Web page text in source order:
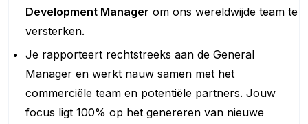
Development Manager om ons wereldwijde team te
versterken.
Je rapporteert rechtstreeks aan de General
Manager en werkt nauw samen met het
commerciële team en potentiële partners. Jouw
focus ligt 100% op het genereren van nieuwe